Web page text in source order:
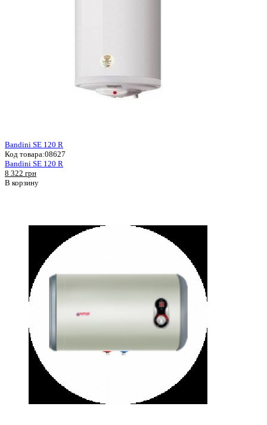
Bandini SE 120 R
Код товара:08627
Bandini SE 120 R
8 322 грн
В корзину